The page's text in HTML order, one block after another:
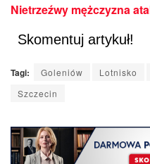
Nietrzeźwy mężczyzna
Skomentuj artykuł!
Tagi: Goleniów Lotnisko
Szczecin